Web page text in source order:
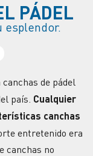
PÁDEL
esplendor.
canchas de pádel
país. Cualquier
canchas
entretenido era
canchas no